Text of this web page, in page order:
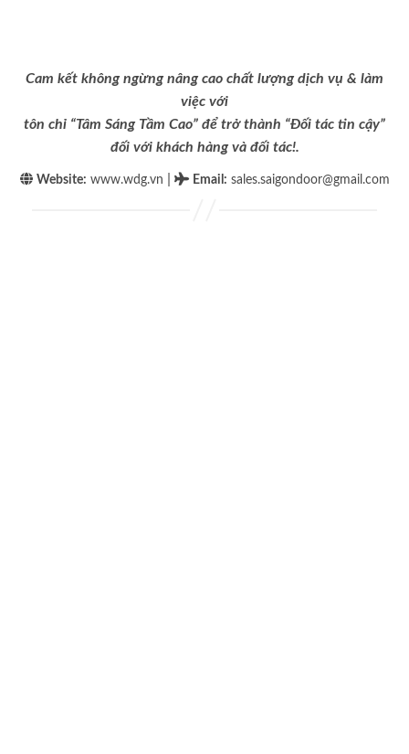
Cam kết không ngừng nâng cao chất lượng dịch vụ & làm
việc với
tôn chỉ “Tâm Sáng Tầm Cao” để trở thành “Đối tác tin cậy”
đối với khách hàng và đối tác!.
Website: www.wdg.vn Email : sales.saigondoor@gmail.com